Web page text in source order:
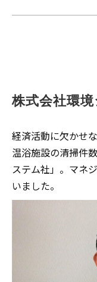
よくあるご質問
採用ノウハウ
株式会社環
経済活動に欠かせ
温浴施設の清掃件
ステム社」。マネ
いました。